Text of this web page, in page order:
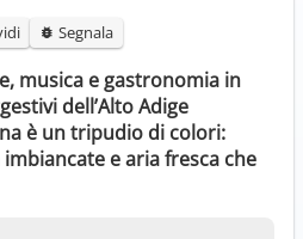
Segnala
musica e gastronomia in
dell’Alto Adige
è un tripudio di colori:
e aria fresca che